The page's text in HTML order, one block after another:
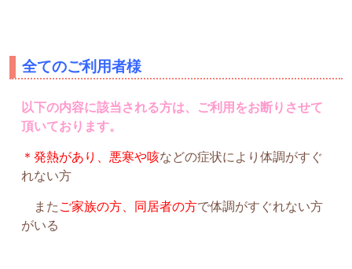
全てのご利用者様
以下の内容に該当される方は、ご利用をお断りさせて
頂いております。
＊ 発熱があり、悪寒や咳などの症状により体調がすぐ
れない方
また ご家族の方、同居者の方で体調がすぐれない方
がいる